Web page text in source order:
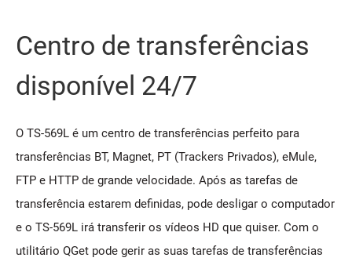
Centro de transferências
disponível 24/7
O TS-569L é um centro de transferências perfeito para
transferências BT, Magnet, PT (Trackers Privados), eMule,
FTP e HTTP de grande velocidade. Após as tarefas de
transferência estarem definidas, pode desligar o computador
e o TS-569L irá transferir os vídeos HD que quiser. Com o
utilitário QGet pode gerir as suas tarefas de transferências